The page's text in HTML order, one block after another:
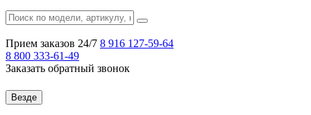
Прием заказов 24/7 8 916 127-59-64
8 800 333-61-49
Заказать обратный звонок
Везде